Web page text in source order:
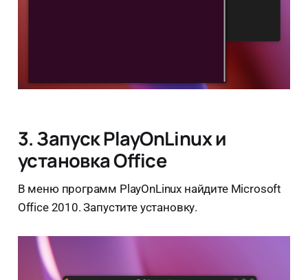
3. Запуск PlayOnLinux и
установка Office
В меню программ PlayOnLinux найдите Microsoft
Office 2010. Запустите установку.